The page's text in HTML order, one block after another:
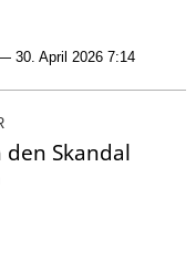
30. April 2026 7:14
Skandal